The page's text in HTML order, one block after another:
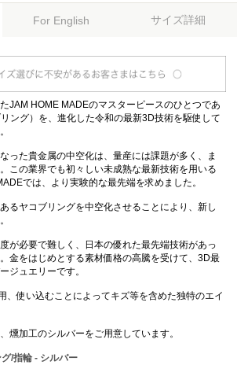
For English サイズ詳細
JAM HOME MADEのマスターピースのひとつであ
ング）を、進化した令和の最新3D技術を駆使して
った貴金属の中空化は、量産には課題が多く、ま
この業界でも初々しい未成熟な最新技術を用いる
では、より実験的な最先端を求めました。
るヤコブリングを中空化させることにより、新し
が必要で難しく、日本の優れた最先端技術があっ
金をはじめとする素材価格の高騰を受けて、3D最
ジュエリーです。
、使い込むことによってキズ等を含めた独特のエイ
燻加工のシルバーをご用意しています。
/指輪 - シルバー